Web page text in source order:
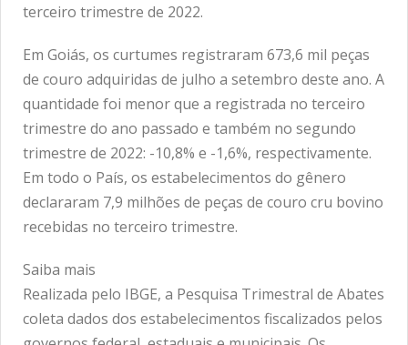
terceiro trimestre de 2022.
Em Goiás, os curtumes registraram 673,6 mil peças
de couro adquiridas de julho a setembro deste ano. A
quantidade foi menor que a registrada no terceiro
trimestre do ano passado e também no segundo
trimestre de 2022: -10,8% e -1,6%, respectivamente.
Em todo o País, os estabelecimentos do gênero
declararam 7,9 milhões de peças de couro cru bovino
recebidas no terceiro trimestre.
Saiba mais
Realizada pelo IBGE, a Pesquisa Trimestral de Abates
coleta dados dos estabelecimentos fiscalizados pelos